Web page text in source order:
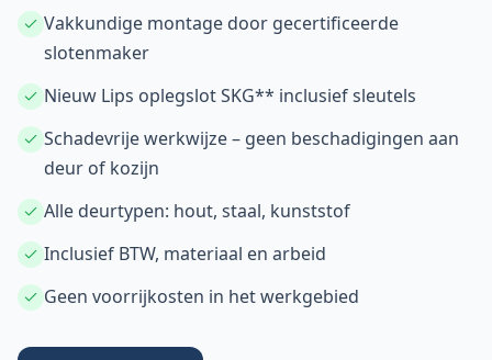
Vakkundige montage door gecertificeerde
slotenmaker
Nieuw Lips oplegslot SKG** inclusief sleutels
Schadevrije werkwijze – geen beschadigingen aan
deur of kozijn
Alle deurtypen: hout, staal, kunststof
Inclusief BTW, materiaal en arbeid
Geen voorrijkosten in het werkgebied